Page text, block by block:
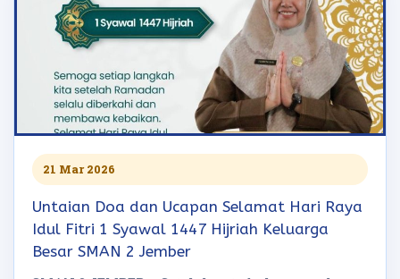
21 Mar 2026
Untaian Doa dan Ucapan Selamat Hari Raya
Idul Fitri 1 Syawal 1447 Hijriah Keluarga
Besar SMAN 2 Jember